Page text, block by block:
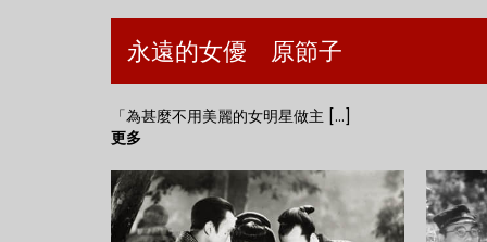
永遠的女優 原節子
「為甚麼不用美麗的女明星做主 [...]
更多